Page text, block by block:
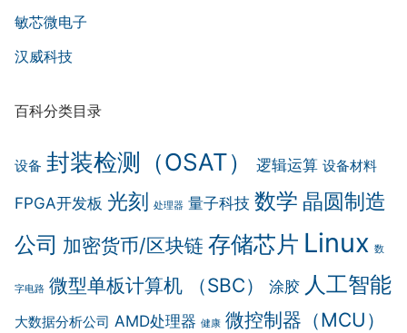
敏芯微电子
汉威科技
百科分类目录
设备 封装检测（OSAT） 逻辑运算 设备材料
FPGA开发板 光刻 处理器 量子科技 数学 晶圆制造
公司 加密货币/区块链 存储芯片 Linux 数
字电路 微型单板计算机 （SBC） 涂胶 人工智能
大数据分析公司 AMD处理器 健康 微控制器（MCU）